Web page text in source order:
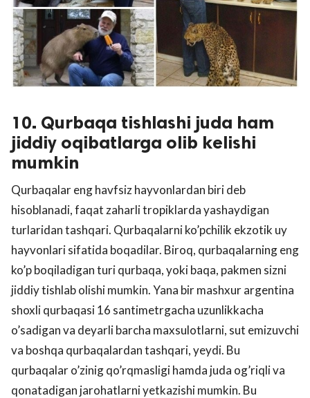
10. Qurbaqa tishlashi juda ham
jiddiy oqibatlarga olib kelishi
mumkin
Qurbaqalar eng havfsiz hayvonlardan biri deb
hisoblanadi, faqat zaharli tropiklarda yashaydigan
turlaridan tashqari. Qurbaqalarni ko’pchilik ekzotik uy
hayvonlari sifatida boqadilar. Biroq, qurbaqalarning eng
ko’p boqiladigan turi qurbaqa, yoki baqa, pakmen sizni
jiddiy tishlab olishi mumkin. Yana bir mashxur argentina
shoxli qurbaqasi 16 santimetrgacha uzunlikkacha
o’sadigan va deyarli barcha maxsulotlarni, sut emizuvchi
va boshqa qurbaqalardan tashqari, yeydi. Bu
qurbaqalar o’zinig qo’rqmasligi hamda juda og’riqli va
qonatadigan jarohatlarni yetkazishi mumkin. Bu